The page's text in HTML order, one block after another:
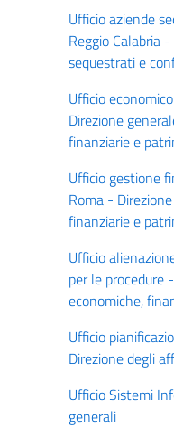
Ufficio aziende
Reggio Calabria
sequestrati e
Ufficio
Direzione
finanziarie e
Ufficio gestione
Roma -
finanziarie e
Ufficio
per le procedure
economiche,
Ufficio
Direzione degli
Ufficio Sistemi
generali